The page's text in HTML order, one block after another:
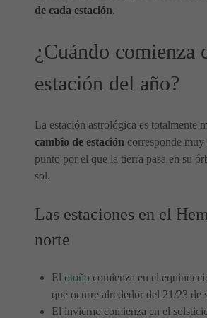
de cada estación.
¿Cuándo comienza
estación del año?
La estación astrológica es totalmente
cambio de estación corresponde muy
punto por el que la tierra pasa en su
sol.
Las estaciones en el
norte
El otoño comienza en el
que ocurre alrededor del 21/23 de
El invierno comienza en el